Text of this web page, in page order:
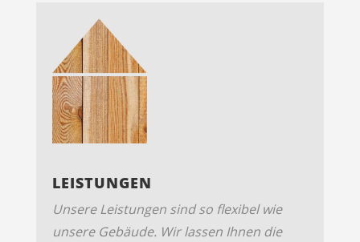
LEISTUNGEN
Unsere Leistungen sind so flexibel wie
unsere Gebäude. Wir lassen Ihnen die